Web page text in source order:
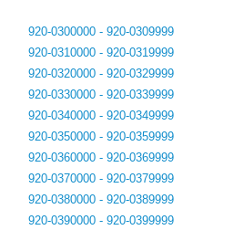
920-0300000 - 920-0309999
920-0310000 - 920-0319999
920-0320000 - 920-0329999
920-0330000 - 920-0339999
920-0340000 - 920-0349999
920-0350000 - 920-0359999
920-0360000 - 920-0369999
920-0370000 - 920-0379999
920-0380000 - 920-0389999
920-0390000 - 920-0399999